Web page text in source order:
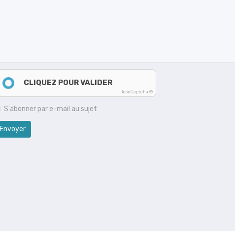
CLIQUEZ POUR VALIDER
IconCaptcha ©
S'abonner par e-mail au sujet
Envoyer